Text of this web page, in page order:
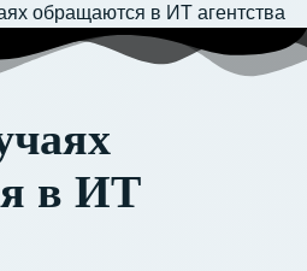
обращаются в ИТ агентства
в ИТ